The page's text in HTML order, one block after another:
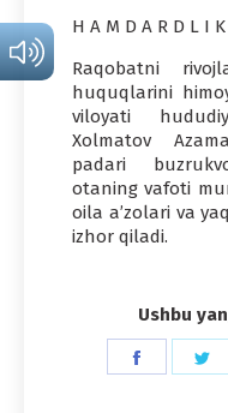
H A M D A R D L I K
Raqobatni
huquqlarini
viloyati
Xolmatov
padari
otaning vafoti
oila a’zolari va
izhor qiladi.
Ushbu
Share